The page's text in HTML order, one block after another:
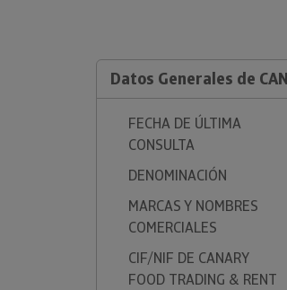
Datos Generales de
FECHA DE ÚLTIMA
CONSULTA
DENOMINACIÓN
MARCAS Y NOMBRES
COMERCIALES
CIF/NIF DE CANARY
FOOD TRADING & RENT